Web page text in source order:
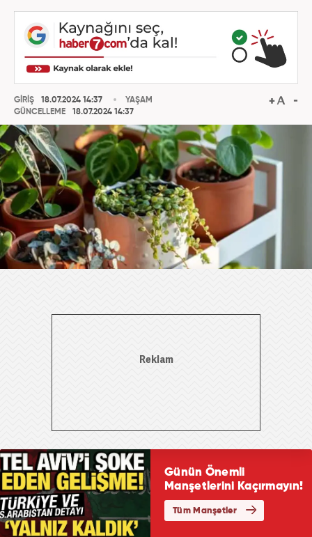
GİRİŞ
18.07.2024 14:37
GÜNCELLEME
18.07.2024 14:37
YAŞAM